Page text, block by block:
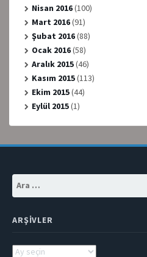
Nisan 2016(100)
Mart 2016(91)
Şubat 2016(88)
Ocak 2016(58)
Aralık 2015(46)
Kasım 2015(113)
Ekim 2015(44)
Eylül 2015(1)
Arama:
ARŞIVLER
Arşivler